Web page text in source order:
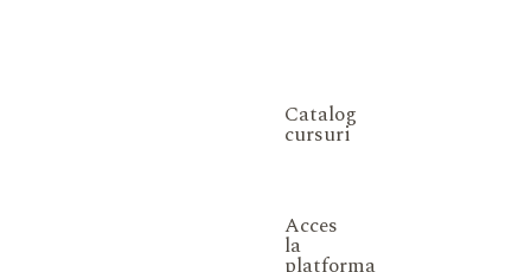
Catalog
cursuri
Acces
la